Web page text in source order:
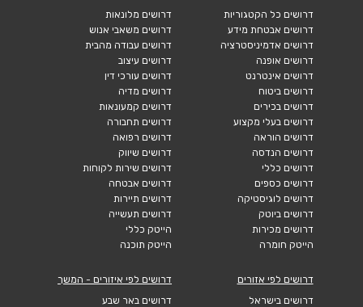
דרושים כל הקטגוריות
דרושים אבטחת מידע
דרושים אדמיניסטרציה
דרושים אופנה
דרושים אינטרנט
דרושים ביטוח
דרושים בכירים
דרושים בעלי מקצוע
דרושים הוראה
דרושים הנדסה
דרושים כללי
דרושים כספים
דרושים לוגיסטיקה
דרושים ביוטק
דרושים מכירות
הייטק חומרה
דרושים מלונאות
דרושים משאבי אנוש
דרושים עבודה מהבית
דרושים עיצוב
דרושים עורכי דין
דרושים מדיה
דרושים קמעונאות
דרושים תחבורה
דרושים רפואה
דרושים שיווק
דרושים שירות לקוחות
דרושים אבטחה
דרושים תיירות
דרושים תעשייה
הייטק כללי
הייטק תוכנה
דרושים לפי אזורים
דרושים בישראל
דרושים לפי איזורים - המשך
דרושים באר שבע